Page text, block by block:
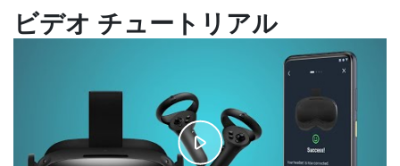
ビデオ チュートリアル